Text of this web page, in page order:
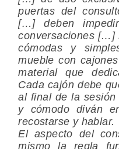
puertas del
[…] deben
conversaciones […]
cómodas y
mueble con
material que
Cada cajón debe
al final de la
y cómodo diván
recostarse y hablar.
El aspecto del
mismo la regla